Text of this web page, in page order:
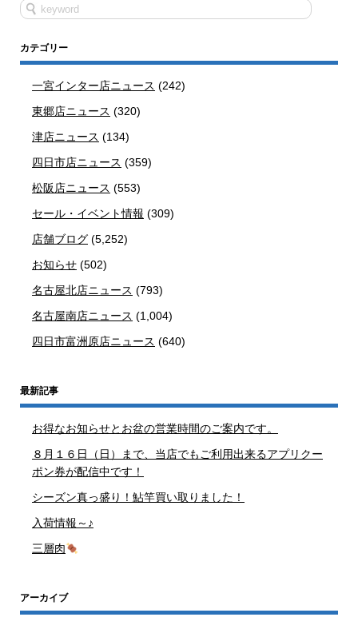
カテゴリー
一宮インター店ニュース (242)
東郷店ニュース (320)
津店ニュース (134)
四日市店ニュース (359)
松阪店ニュース (553)
セール・イベント情報 (309)
店舗ブログ (5,252)
お知らせ (502)
名古屋北店ニュース (793)
名古屋南店ニュース (1,004)
四日市富洲原店ニュース (640)
最新記事
お得なお知らせとお盆の営業時間のご案内です。
８月１６日（日）まで、当店でもご利用出来るアプリクー
ポン券が配信中です！
シーズン真っ盛り！鮎竿買い取りました！
入荷情報～♪
三層肉
アーカイブ